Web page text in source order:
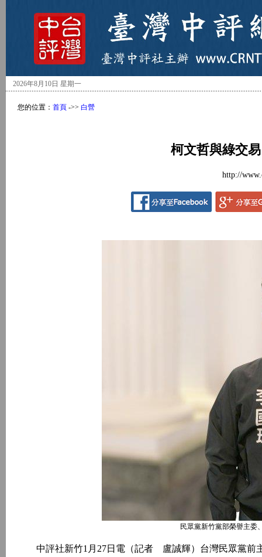
2026年8月10日 星期一
您的位置： 首頁 ->> 白營
柯文哲與綠交
http://
民眾黨新竹黨部榮譽主
中評社新竹1月27日電（記者 盧誠輝）台灣民眾黨前